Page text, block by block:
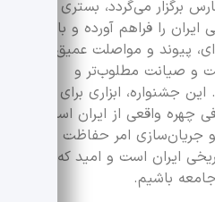
برگزار می‌گردد، بستری برای
را فراهم آورده و با
پیوند و مواصلت عمیق‌تری
و صیانت مطلوب‌تر و
جشنواره، ابزاری برای تقویت
واقعی از ایران اسلامی در
امر حفاظت و
ایران است و امید که شاهد
باشیم.